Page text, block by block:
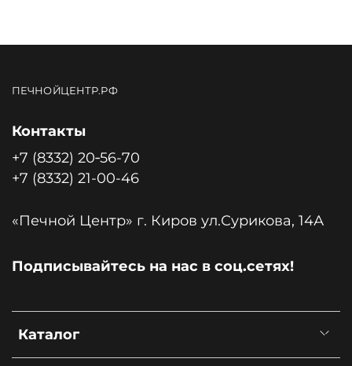
ПЕЧНОЙЦЕНТР.РФ
Каталог
Контакты
+7 (8332) 20‑56-70
+7 (8332) 21-00-46
«Печной Центр» г. Киров ул.Сурикова, 14А
Подписывайтесь на нас в соц.сетях!